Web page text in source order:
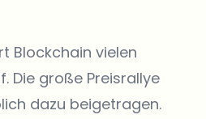
Blockchain vielen
Die große Preisrallye
dazu beigetragen.